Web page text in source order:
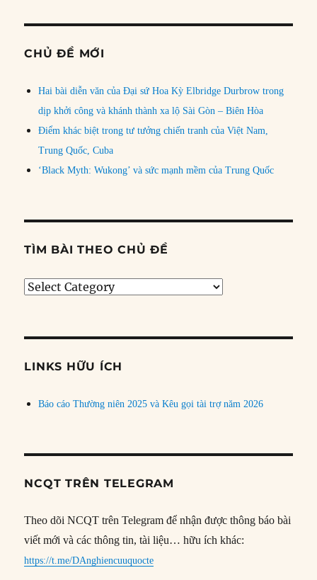
CHỦ ĐỀ MỚI
Hai bài diễn văn của Đại sứ Hoa Kỳ Elbridge Durbrow trong
dịp khởi công và khánh thành xa lộ Sài Gòn – Biên Hòa
Điểm khác biệt trong tư tưởng chiến tranh của Việt Nam,
Trung Quốc, Cuba
‘Black Myth: Wukong’ và sức mạnh mềm của Trung Quốc
TÌM BÀI THEO CHỦ ĐỀ
Tìm
đề
LINKS HỮU ÍCH
Báo cáo Thường niên 2025 và Kêu gọi tài trợ năm 2026
NCQT TRÊN TELEGRAM
Theo dõi NCQT trên Telegram để nhận được thông báo bài
viết mới và các thông tin, tài liệu… hữu ích khác:
https://t.me/DAnghiencuuquocte